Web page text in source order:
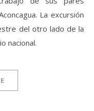
La excursión
del otro lado de la
nacional.